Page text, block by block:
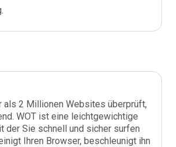
als 2 Millionen Websites überprüft,
WOT ist eine leichtgewichtige
der Sie schnell und sicher surfen
Ihren Browser, beschleunigt ihn